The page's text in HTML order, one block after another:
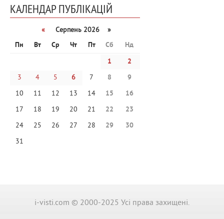
КАЛЕНДАР ПУБЛІКАЦІЙ
«
Серпень 2026 »
Пн
Вт Ср Чт Пт Сб
Нд
1
2
3
4 5 6 7 8
9
10
11 12 13 14 15
16
17
18 19 20 21 22
23
24
25 26 27 28 29
30
31
i-visti.com © 2000-2025 Усі права захищені.